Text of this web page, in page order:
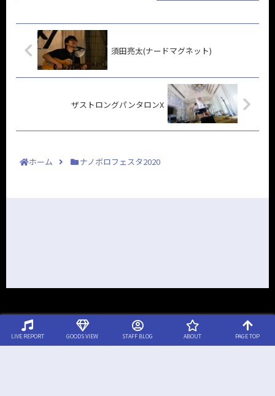
須田亮太(ナードマグネット)
ザストロングパンタロンX
ホーム ナノボロフェスタ2020
LIVE REPORT GOODS VIEW STAFF BLOG ABOUT PAGE TOP